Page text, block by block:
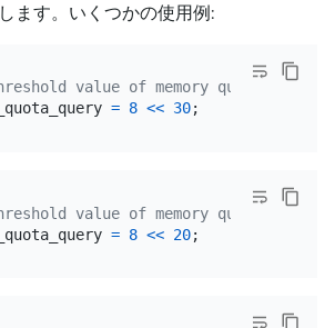
ます。いくつかの使用例:
value of memory quota for a
= 8 << 30
value of memory quota for a
= 8 << 20